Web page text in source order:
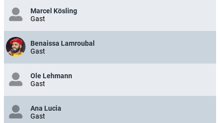
Marcel Kösling
Gast
Benaissa Lamroubal
Gast
Ole Lehmann
Gast
Ana Lucia
Gast